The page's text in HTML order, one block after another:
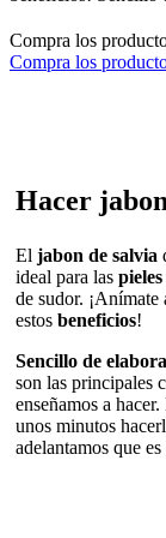
Compra los
Compra los
Hacer
El jabon de salvia
ideal para las
de sudor.
estos beneficios!
Sencillo de
son las principales
enseñamos a
unos minutos
adelantamos que es